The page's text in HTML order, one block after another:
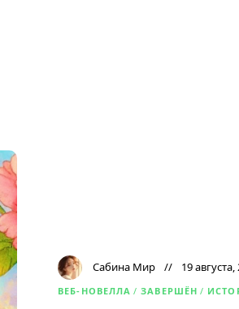
Сабина Мир 19 августа,
ВЕБ-НОВЕЛЛА / ЗАВЕРШЁН /